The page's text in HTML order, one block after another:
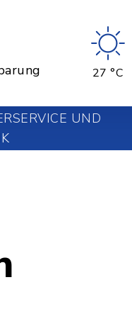
27 °C
UND